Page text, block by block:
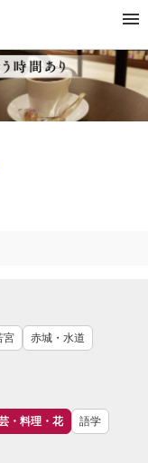
宮
赤城・水道
・料理・花 語学